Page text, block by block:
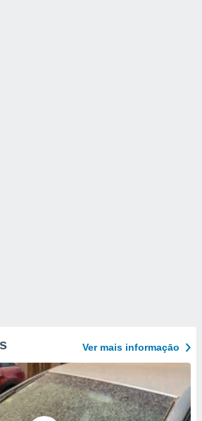
Ver mais informaçāo